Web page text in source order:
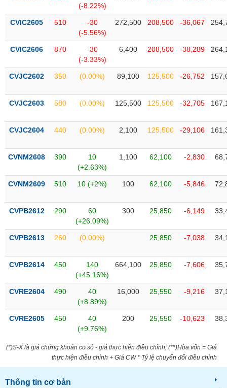
(-8.22%)
CVIC2605 510
-30
(-5.56%)
272,500 208,500 -36,067
CVIC2606 870
-30
(-3.33%)
6,400 208,500 -38,289
CVJC2602 350 (0.00%) 89,100 125,500 -26,752
CVJC2603 580 (0.00%) 125,500 125,500 -32,705
CVJC2604 440 (0.00%) 2,100 125,500 -29,106
CVNM2608 390
10
(+2.63%)
1,100 62,100 -2,830
CVNM2609 510 10 (+2%) 100 62,100 -5,846
CVPB2612 290
60
(+26.09%)
300 25,850 -6,149
CVPB2613 260 (0.00%) 25,850 -7,038
CVPB2614 450
140
(+45.16%)
664,100 25,850 -7,606
CVRE2604 490
40
(+8.89%)
16,000 25,550 -9,216
CVRE2605 450
40
(+9.76%)
200 25,550 -10,623
(*)S-X là giá chứng khoán cơ sở - giá thực hiện điều chỉnh; (**)Hòa vốn = Giá
thực hiện điều chỉnh + Giá CW * Tỷ lệ chuyển đổi điều chỉnh
Thông tin cơ bản
của
giả
(-)
phân
tích
Thuật
ngữ
vụ
(-)
tạo
cụ